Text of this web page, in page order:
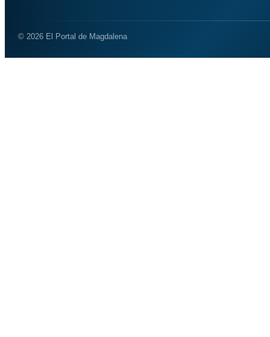
© 2026 El Portal de Magdalena